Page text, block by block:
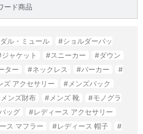
ード商品
ル・ミュール
#ショルダーバッ
ャケット #スニーカー
#ダウン
ター #ネックレス #パーカー
#
ズ アクセサリー
#メンズバック
ンズ財布 #メンズ 靴
#モノグラ
ッグ
#レディース アクセサリー
ス マフラー #レディース 帽子
#